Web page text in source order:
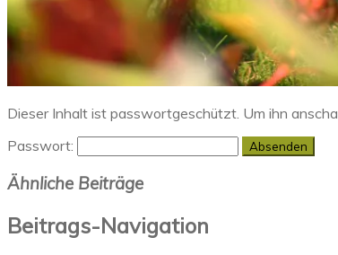
Dieser Inhalt ist passwortgeschützt. Um ihn
Passwort:
Ähnliche Beiträge
Beitrags-Navigation